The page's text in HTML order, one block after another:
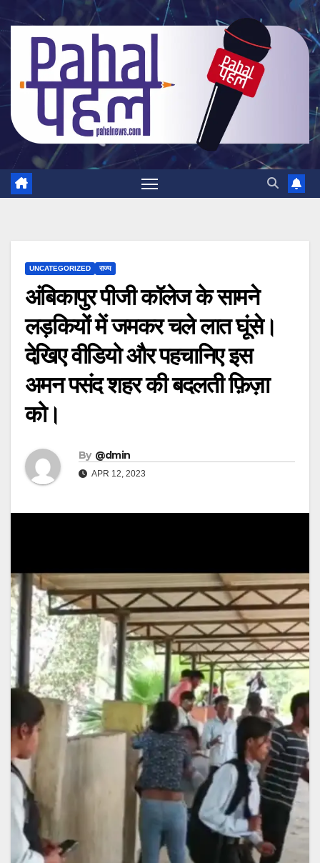
to
UNCATEGORIZED राज्य
अंबिकापुर पीजी कॉलेज के सामने
लड़कियों में जमकर चले लात घूंसे।
देखिए वीडियो और पहचानिए इस
अमन पसंद शहर की बदलती फ़िज़ा
को।
By @dmin
APR 12, 2023